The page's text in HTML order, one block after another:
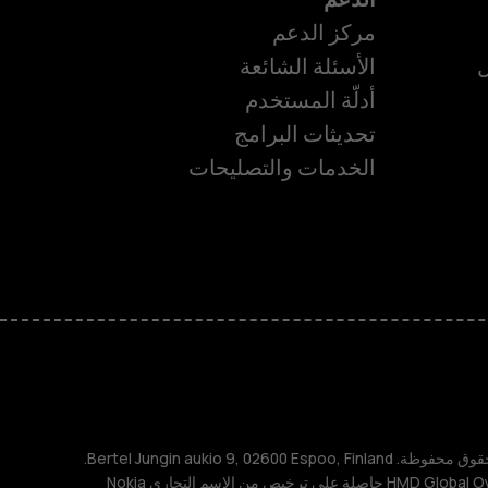
مركز الدعم
الأسئلة الشائعة
أدلّة المستخدم
تحديثات البرامج
الخدمات والتصليحات
TM و © 2026 HMD Global. جميع الحقوق محفوظة. Bertel Jungin aukio 9, 02600 Espoo, Finland.
مُعرِّف الشركة: 2724044-2. شركة HMD Global Oy حاصلة على ترخيص من الاسم التجاري Nokia